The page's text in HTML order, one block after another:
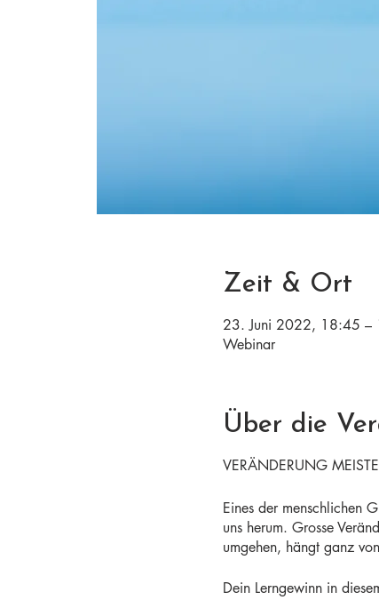
Zeit & Ort
23. Juni 2022, 18:45 –
Webinar
Über die
VERÄNDERUNG
Eines der menschlichen
uns herum. Grosse
umgehen, hängt ganz
Dein Lerngewinn in